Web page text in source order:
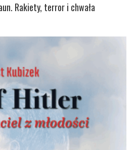
Rakiety, terror i chwała